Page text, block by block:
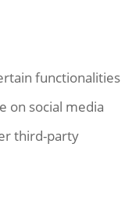
functionalities
on social media
third-party